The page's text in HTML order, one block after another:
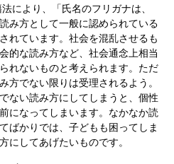
により、「氏名のフリガナは、
み方として一般に認められている
れています。社会を混乱させるも
的な読み方など、社会通念上相当
れないものと考えられます。ただ
方でない限りは受理されるよう。
ない読み方にしてしまうと、個性
になってしまいます。なかなか読
ばかりでは、子どもも困ってしま
にしてあげたいものです。